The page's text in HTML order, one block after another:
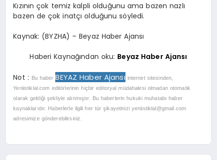
Kızının çok temiz kalpli olduğunu ama bazen nazlı
bazen de çok inatçı olduğunu söyledi.
Kaynak: (BYZHA) – Beyaz Haber Ajansı
Haberi Kaynağından oku: Beyaz Haber Ajansı
Not : Bu haber BEYAZ Haber Ajansı internet sitesinden,
Yeniistiklal.com editörlerinin hiçbir editoryal müdahalesi olmadan otomatik
olarak geldiği şekliyle alınmıştır. Bu haberlerin hukuki muhatabı haber
kaynaklarıdır. Haberlerle ilgili her tür şikayetinizi yeniistiklal@gmail.com
adresimize gönderebilirsiniz.